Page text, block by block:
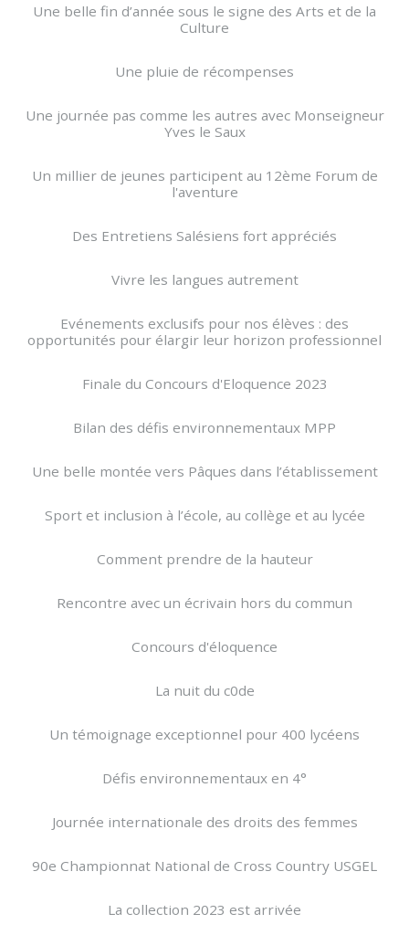
Une belle fin d’année sous le signe des Arts et de la
Culture
Une pluie de récompenses
Une journée pas comme les autres avec Monseigneur
Yves le Saux
Un millier de jeunes participent au 12ème Forum de
l'aventure
Des Entretiens Salésiens fort appréciés
Vivre les langues autrement
Evénements exclusifs pour nos élèves : des
opportunités pour élargir leur horizon professionnel
Finale du Concours d'Eloquence 2023
Bilan des défis environnementaux MPP
Une belle montée vers Pâques dans l’établissement
Sport et inclusion à l’école, au collège et au lycée
Comment prendre de la hauteur
Rencontre avec un écrivain hors du commun
Concours d'éloquence
La nuit du c0de
Un témoignage exceptionnel pour 400 lycéens
Défis environnementaux en 4°
Journée internationale des droits des femmes
90e Championnat National de Cross Country USGEL
La collection 2023 est arrivée